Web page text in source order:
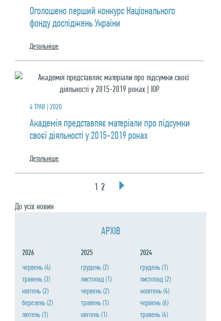
Оголошено перший конкурс Національного
фонду досліджень України
Детальнiше
4 ТРАВ | 2020
Академія представляє матеріали про підсумки
своєї діяльності у 2015-2019 роках
Детальнiше
1 2
До усiх новин
АРХIВ
2026
червень(4)
травень(3)
квiтень(2)
березень(2)
лютень(1)
2025
грудень(2)
листопад(1)
червень(2)
травень(1)
квiтень(1)
2024
грудень(1)
листопад(2)
жовтень(4)
червень(6)
травень(4)